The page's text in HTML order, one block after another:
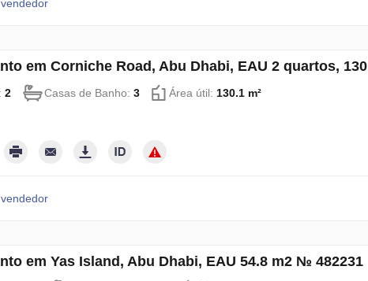
em Corniche Road, Abu Dhabi, EAU 2 quartos,
2 Casas de Banho: 3 Área útil: 130.1 m²
em Yas Island, Abu Dhabi, EAU 54.8 m2 № 482231